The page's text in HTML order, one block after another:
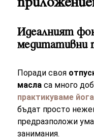
Идеалният
медитативни
Поради своя
масла са много
практикуваме
бъдат просто
предразположи
занимания.